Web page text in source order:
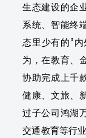
生态建设的企
系统、智能终
态里少有的“
为，在教育、
协助完成上千
健康、文旅、
过子公司鸿湖
交通教育等行业